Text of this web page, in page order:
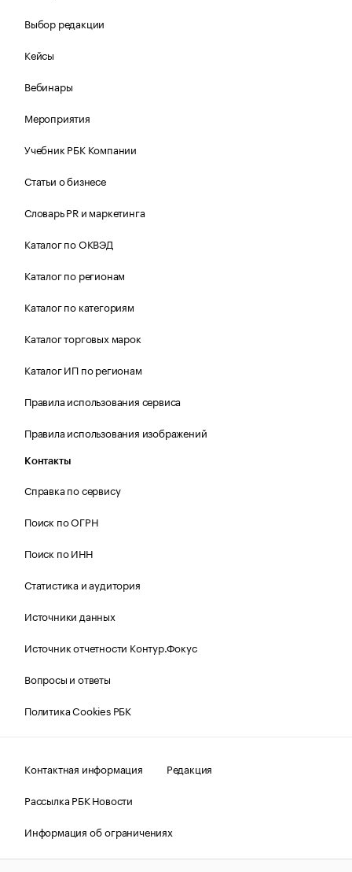
Выбор редакции
Кейсы
Вебинары
Мероприятия
Учебник РБК Компании
Статьи о бизнесе
Словарь PR и маркетинга
Каталог по ОКВЭД
Каталог по регионам
Каталог по категориям
Каталог торговых марок
Каталог ИП по регионам
Правила использования сервиса
Правила использования изображений
Контакты
Справка по сервису
Поиск по ОГРН
Поиск по ИНН
Статистика и аудитория
Источники данных
Источник отчетности Контур.Фокус
Вопросы и ответы
Политика Cookies РБК
Контактная информация
Редакция
Рассылка РБК Новости
Информация об ограничениях
Правовая информация
О соблюдении авторских прав